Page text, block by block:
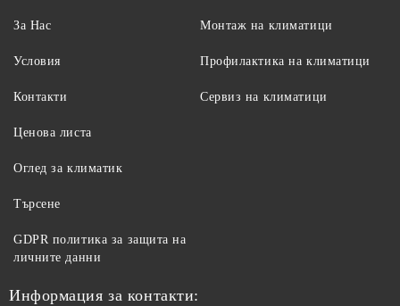
За Нас
Условия
Контакти
Монтаж на климатици
Профилактика на климатици
Сервиз на климатици
Ценова листа
Оглед за климатик
Търсене
GDPR политика за защита на
личните данни
Информация за контакти: